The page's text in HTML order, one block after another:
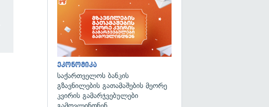
ეკონომიკა
საქართველოს ბანკის
გზავნილების გათამაშების მეორე
კვირის გამარჯვებულები